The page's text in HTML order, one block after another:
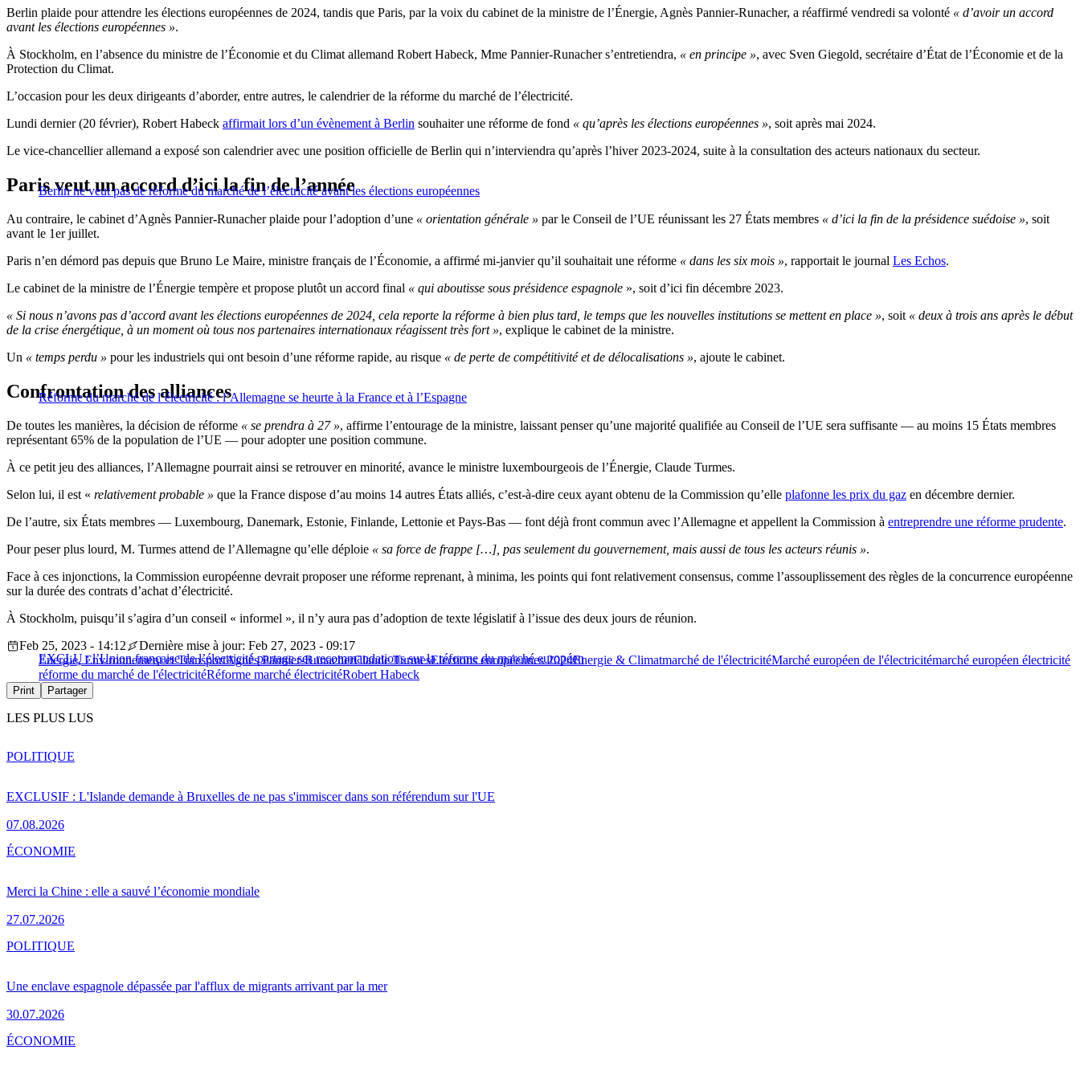
Berlin plaide pour attendre les élections européennes de 2024, tandis que Paris, par la voix du cabinet de la ministre de l’Énergie, Agnès Pannier-Runacher, a réaffirmé vendredi sa volonté « d’avoir un accord
avant les élections européennes ».
À Stockholm, en l’absence du ministre de l’Économie et du Climat allemand Robert Habeck, Mme Pannier-Runacher s’entretiendra, « en principe », avec Sven Giegold, secrétaire d’État de l’Économie et de la
Protection du Climat.
L’occasion pour les deux dirigeants d’aborder, entre autres, le calendrier de la réforme du marché de l’électricité.
Lundi dernier (20 février), Robert Habeck affirmait lors d’un évènement à Berlin souhaiter une réforme de fond « qu’après les élections européennes », soit après mai 2024.
Le vice-chancellier allemand a exposé son calendrier avec une position officielle de Berlin qui n’interviendra qu’après l’hiver 2023-2024, suite à la consultation des acteurs nationaux du secteur.
Berlin ne veut pas de réforme du marché de l’électricité avant les élections européennes
Paris veut un accord d’ici la fin de l’année
Au contraire, le cabinet d’Agnès Pannier-Runacher plaide pour l’adoption d’une « orientation générale » par le Conseil de l’UE réunissant les 27 États membres « d’ici la fin de la présidence suédoise », soit
avant le 1er juillet.
Paris n’en démord pas depuis que Bruno Le Maire, ministre français de l’Économie, a affirmé mi-janvier qu’il souhaitait une réforme « dans les six mois », rapportait le journal Les Echos.
Le cabinet de la ministre de l’Énergie tempère et propose plutôt un accord final « qui aboutisse sous présidence espagnole », soit d’ici fin décembre 2023.
« Si nous n’avons pas d’accord avant les élections européennes de 2024, cela reporte la réforme à bien plus tard, le temps que les nouvelles institutions se mettent en place », soit « deux à trois ans après le début
de la crise énergétique, à un moment où tous nos partenaires internationaux réagissent très fort », explique le cabinet de la ministre.
Un « temps perdu » pour les industriels qui ont besoin d’une réforme rapide, au risque « de perte de compétitivité et de délocalisations », ajoute le cabinet.
Réforme du marché de l’électricité : l’Allemagne se heurte à la France et à l’Espagne
Confrontation des alliances
De toutes les manières, la décision de réforme « se prendra à 27 », affirme l’entourage de la ministre, laissant penser qu’une majorité qualifiée au Conseil de l’UE sera suffisante — au moins 15 États membres
représentant 65% de la population de l’UE — pour adopter une position commune.
À ce petit jeu des alliances, l’Allemagne pourrait ainsi se retrouver en minorité, avance le ministre luxembourgeois de l’Énergie, Claude Turmes.
Selon lui, il est « relativement probable » que la France dispose d’au moins 14 autres États alliés, c’est-à-dire ceux ayant obtenu de la Commission qu’elle plafonne les prix du gaz en décembre dernier.
De l’autre, six États membres — Luxembourg, Danemark, Estonie, Finlande, Lettonie et Pays-Bas — font déjà front commun avec l’Allemagne et appellent la Commission à entreprendre une réforme prudente.
Pour peser plus lourd, M. Turmes attend de l’Allemagne qu’elle déploie « sa force de frappe […], pas seulement du gouvernement, mais aussi de tous les acteurs réunis ».
Face à ces injonctions, la Commission européenne devrait proposer une réforme reprenant, à minima, les points qui font relativement consensus, comme l’assouplissement des règles de la concurrence européenne
sur la durée des contrats d’achat d’électricité.
À Stockholm, puisqu’il s’agira d’un conseil « informel », il n’y aura pas d’adoption de texte législatif à l’issue des deux jours de réunion.
EXCLU : l’Union française de l’électricité partage ses recommandations sur la réforme du marché européen
Feb 25, 2023 - 14:12
Dernière mise à jour: Feb 27, 2023 - 09:17
Energie, Environnement et TransportAgnès Pannier-RunacherClaude TurmesElections européennes 2024Energie & Climatmarché de l'électricitéMarché européen de l'électricitémarché européen électricité
réforme du marché de l'électricitéRéforme marché électricitéRobert Habeck
Print Partager
LES PLUS LUS
EXCLUSIF : L'Islande demande à Bruxelles de ne pas s'immiscer dans son référendum sur l'UE
07.08.2026
POLITIQUE
Merci la Chine : elle a sauvé l’économie mondiale
27.07.2026
ÉCONOMIE
Une enclave espagnole dépassée par l'afflux de migrants arrivant par la mer
30.07.2026
POLITIQUE
ÉCONOMIE